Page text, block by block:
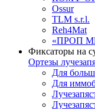
Ossur
TLM s.r.l.
Reh4Mat
«ПРОП
Фиксаторы на
Ортезы
Для
Для